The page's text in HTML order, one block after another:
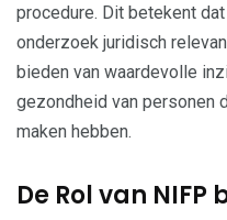
procedure. Dit betekent
onderzoek juridisch
bieden van waardevolle
gezondheid van personen
maken hebben.
De Rol van NIFP